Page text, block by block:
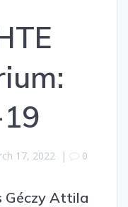
17, 2022 | 0
Géczy Attila